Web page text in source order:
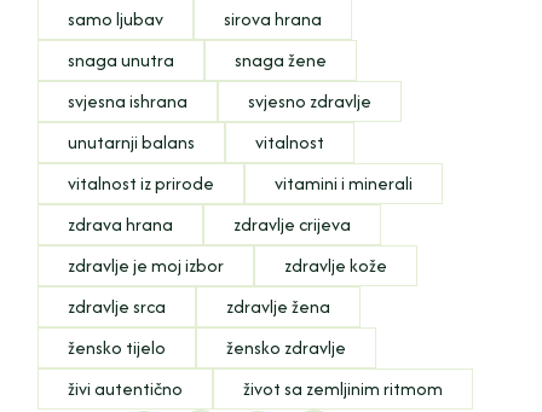
samo ljubav
sirova hrana
snaga unutra
snaga žene
svjesna ishrana
svjesno zdravlje
unutarnji balans
vitalnost
vitalnost iz prirode
vitamini i minerali
zdrava hrana
zdravlje crijeva
zdravlje je moj izbor
zdravlje kože
zdravlje srca
zdravlje žena
žensko tijelo
žensko zdravlje
živi autentično
život sa zemljinim ritmom